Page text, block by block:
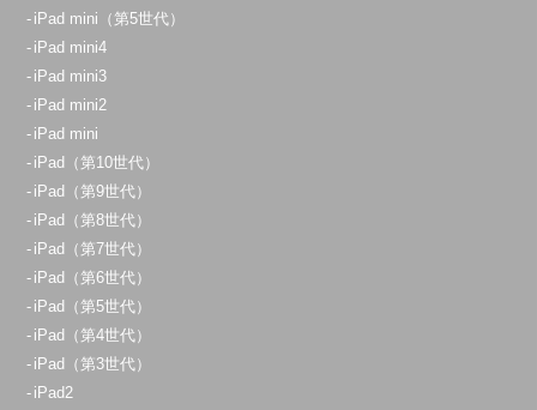
iPad mini（第5世代）
iPad mini4
iPad mini3
iPad mini2
iPad mini
iPad（第10世代）
iPad（第9世代）
iPad（第8世代）
iPad（第7世代）
iPad（第6世代）
iPad（第5世代）
iPad（第4世代）
iPad（第3世代）
iPad2